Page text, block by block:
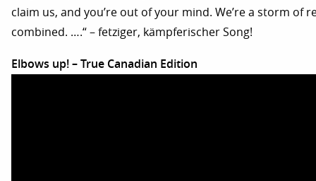
claim us, and you’re out of your mind. We’re a storm of
combined. ….“ – fetziger, kämpferischer Song!
Elbows up! – True Canadian Edition